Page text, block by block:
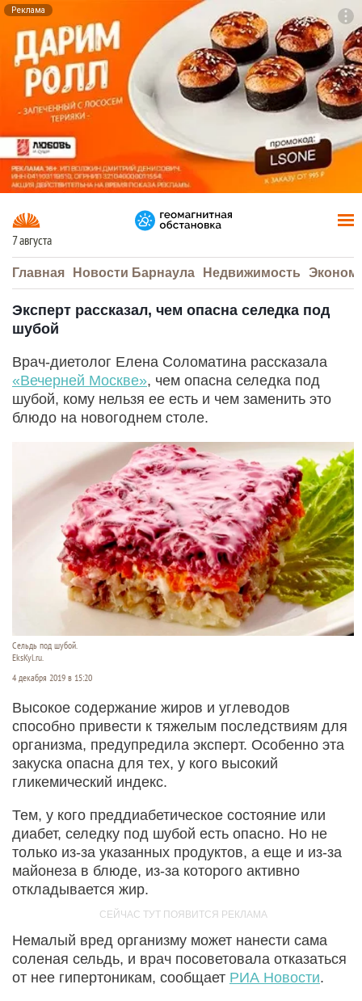
Реклама
7 августа
Главная Новости Барнаула Недвижимость
Эксперт рассказал, чем опасна селедка под
шубой
Врач-диетолог Елена Соломатина рассказала
«Вечерней Москве», чем опасна селедка под
шубой, кому нельзя ее есть и чем заменить это
блюдо на новогоднем столе.
Сельдь под шубой.
EksKyl.ru.
4 декабря 2019 в 15:20
Высокое содержание жиров и углеводов
способно привести к тяжелым последствиям для
организма, предупредила эксперт. Особенно эта
закуска опасна для тех, у кого высокий
гликемический индекс.
Тем, у кого преддиабетическое состояние или
диабет, селедку под шубой есть опасно. Но не
только из-за указанных продуктов, а еще и из-за
майонеза в блюде, из-за которого активно
откладывается жир.
Немалый вред организму может нанести сама
соленая сельдь, и врач посоветовала отказаться
от нее гипертоникам, сообщает РИА Новости.